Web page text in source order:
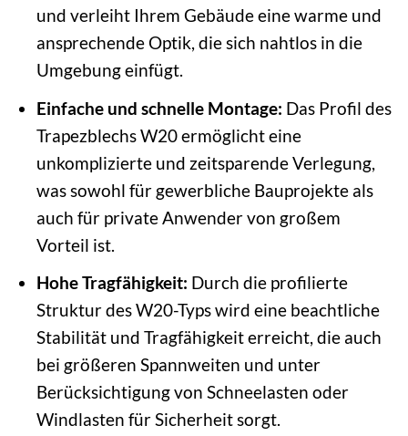
und verleiht Ihrem Gebäude eine warme und
ansprechende Optik, die sich nahtlos in die
Umgebung einfügt.
Einfache und schnelle Montage: Das Profil des
Trapezblechs W20 ermöglicht eine
unkomplizierte und zeitsparende Verlegung,
was sowohl für gewerbliche Bauprojekte als
auch für private Anwender von großem
Vorteil ist.
Hohe Tragfähigkeit: Durch die profilierte
Struktur des W20-Typs wird eine beachtliche
Stabilität und Tragfähigkeit erreicht, die auch
bei größeren Spannweiten und unter
Berücksichtigung von Schneelasten oder
Windlasten für Sicherheit sorgt.